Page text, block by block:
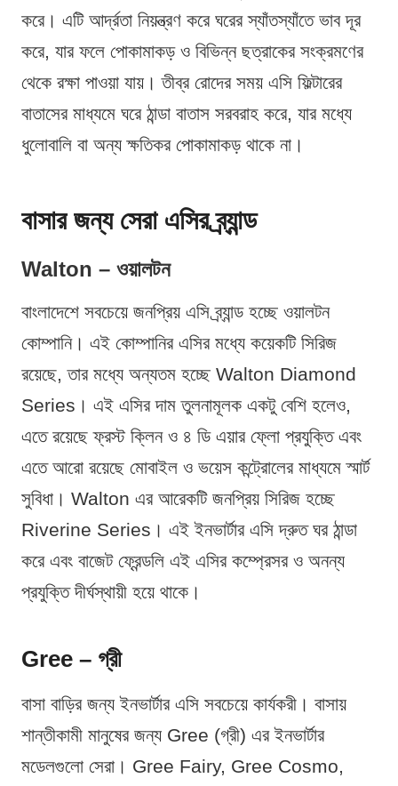
করে। এটি আর্দ্রতা নিয়ন্ত্রণ করে ঘরের স্যাঁতস্যাঁতে ভাব দূর
করে, যার ফলে পোকামাকড় ও বিভিন্ন ছত্রাকের সংক্রমণের
থেকে রক্ষা পাওয়া যায়। তীব্র রোদের সময় এসি ফিল্টারের
বাতাসের মাধ্যমে ঘরে ঠান্ডা বাতাস সরবরাহ করে, যার মধ্যে
ধুলোবালি বা অন্য ক্ষতিকর পোকামাকড় থাকে না।
বাসার জন্য সেরা এসির ব্র্যান্ড
Walton – ওয়ালটন
বাংলাদেশে সবচেয়ে জনপ্রিয় এসি ব্র্যান্ড হচ্ছে ওয়ালটন
কোম্পানি। এই কোম্পানির এসির মধ্যে কয়েকটি সিরিজ
রয়েছে, তার মধ্যে অন্যতম হচ্ছে Walton Diamond
Series। এই এসির দাম তুলনামূলক একটু বেশি হলেও,
এতে রয়েছে ফ্রস্ট ক্লিন ও ৪ ডি এয়ার ফ্লো প্রযুক্তি এবং
এতে আরো রয়েছে মোবাইল ও ভয়েস কন্ট্রোলের মাধ্যমে স্মার্ট
সুবিধা। Walton এর আরেকটি জনপ্রিয় সিরিজ হচ্ছে
Riverine Series। এই ইনভার্টার এসি দ্রুত ঘর ঠান্ডা
করে এবং বাজেট ফ্রেন্ডলি এই এসির কম্প্রেসর ও অনন্য
প্রযুক্তি দীর্ঘস্থায়ী হয়ে থাকে।
Gree – গ্রী
বাসা বাড়ির জন্য ইনভার্টার এসি সবচেয়ে কার্যকরী। বাসায়
শান্তীকামী মানুষের জন্য Gree (গ্রী) এর ইনভার্টার
মডেলগুলো সেরা। Gree Fairy, Gree Cosmo,